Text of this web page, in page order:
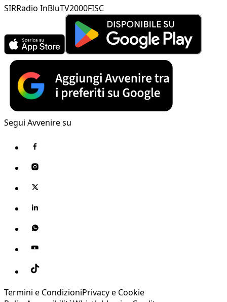
SIRRadio InBluTV2000FISC
Segui Avvenire su
Termini e CondizioniPrivacy e Cookie